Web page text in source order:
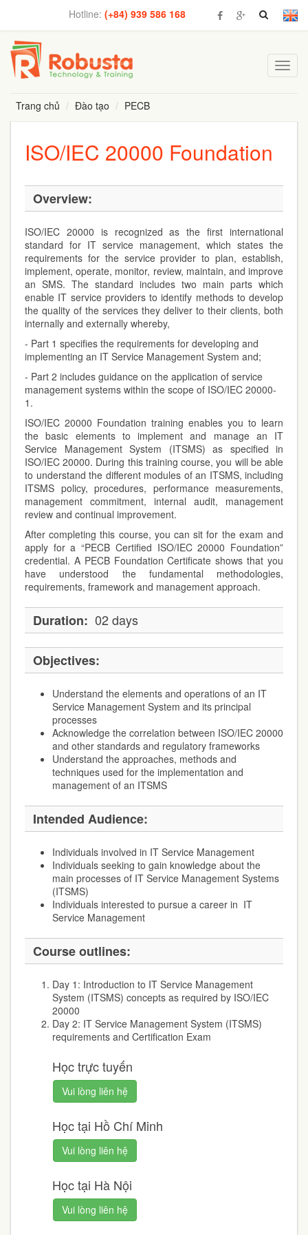
Hotline: (+84) 939 586 168
Trang chủ
Đào tạo PECB
ISO/IEC 20000 Foundation
Overview:
ISO/IEC 20000 is recognized as the first international
standard for IT service management, which states the
requirements for the service provider to plan, establish,
implement, operate, monitor, review, maintain, and improve
an SMS. The standard includes two main parts which
enable IT service providers to identify methods to develop
the quality of the services they deliver to their clients, both
internally and externally whereby,
- Part 1 specifies the requirements for developing and
implementing an IT Service Management System and;
- Part 2 includes guidance on the application of service
management systems within the scope of ISO/IEC 20000-
1.
ISO/IEC 20000 Foundation training enables you to learn
the basic elements to implement and manage an IT
Service Management System (ITSMS) as specified in
ISO/IEC 20000. During this training course, you will be able
to understand the different modules of an ITSMS, including
ITSMS policy, procedures, performance measurements,
management commitment, internal audit, management
review and continual improvement.
After completing this course, you can sit for the exam and
apply for a “PECB Certified ISO/IEC 20000 Foundation”
credential. A PECB Foundation Certificate shows that you
have understood the fundamental methodologies,
requirements, framework and management approach.
Duration: 02 days
Objectives:
Understand the elements and operations of an IT
Service Management System and its principal
processes
Acknowledge the correlation between ISO/IEC 20000
and other standards and regulatory frameworks
Understand the approaches, methods and
techniques used for the implementation and
management of an ITSMS
Intended Audience:
Individuals involved in IT Service Management
Individuals seeking to gain knowledge about the
main processes of IT Service Management Systems
(ITSMS)
Individuals interested to pursue a career in IT
Service Management
Course outlines:
Day 1: Introduction to IT Service Management
System (ITSMS) concepts as required by ISO/IEC
20000
Day 2: IT Service Management System (ITSMS)
requirements and Certification Exam
Học trực tuyến
Vui lòng liên hệ
Học tại Hồ Chí Minh
Vui lòng liên hệ
Học tại Hà Nội
Vui lòng liên hệ